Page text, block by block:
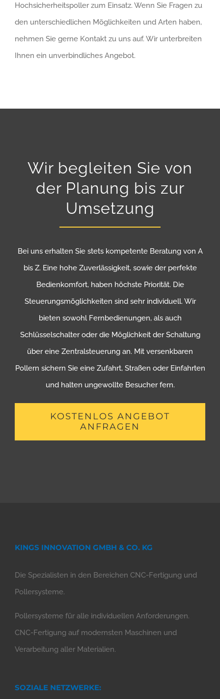
Hochsicherheitspoller zum Einsatz. Wenn Sie Fragen zu
den unterschiedlichen Möglichkeiten und Arten haben,
nehmen Sie gerne Kontakt zu uns auf. Wir unterbreiten
Ihnen ein unverbindliches Angebot.
Wir begleiten Sie von
der Planung bis zur
Umsetzung
Bei uns erhalten Sie stets kompetente Beratung von A
bis Z. Eine hohe Zuverlässigkeit, sowie der perfekte
Bedienkomfort, haben höchste Priorität. Die
Steuerungsmöglichkeiten sind sehr individuell. Wir
bieten sowohl Fernbedienungen, als auch
Schlüsselschalter oder die Möglichkeit der Schaltung
über eine Zentralsteuerung an. Mit versenkbaren
Pollern sichern Sie eine Zufahrt, Straßen oder Einfahrten
und halten ungewollte Besucher fern.
KOSTENLOS ANGEBOT
ANFRAGEN
KINGS INNOVATION GMBH & CO. KG
Die Spezialisten in den Bereichen CNC-Fertigung und
Pollersysteme.
Pollersysteme für alle individuellen Anforderungen.
CNC-Fertigung auf modernsten Maschinen und
Verarbeitung aller Materialien.
SOZIALE NETZWERKE: